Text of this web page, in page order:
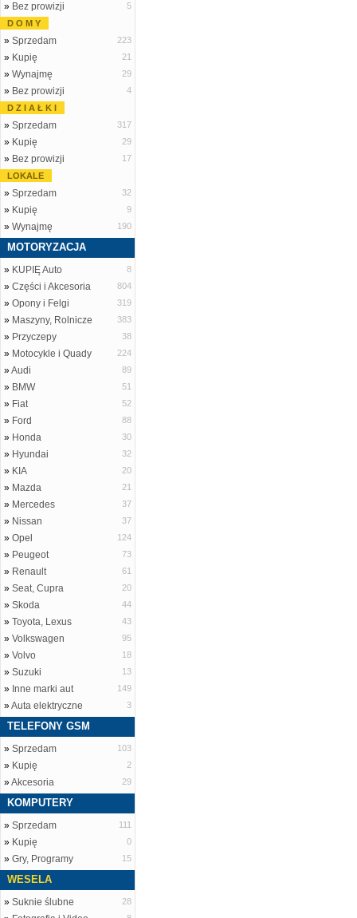
» Bez prowizji
5
D O M Y
» Sprzedam 223
» Kupię 21
» Wynajmę 29
» Bez prowizji
4
D Z I A Ł K I
» Sprzedam 317
» Kupię 29
» Bez prowizji
17
LOKALE
» Sprzedam 32
» Kupię 9
» Wynajmę 190
MOTORYZACJA
» KUPIĘ Auto 8
» Części i Akcesoria 804
» Opony i Felgi 319
» Maszyny, Rolnicze 383
» Przyczepy 38
» Motocykle i Quady 224
»Audi 89
» BMW 51
» Fiat 52
» Ford 88
» Honda 30
» Hyundai 32
» KIA 20
» Mazda 21
» Mercedes 37
» Nissan 37
» Opel 124
» Peugeot 73
» Renault 61
» Seat, Cupra 20
» Skoda 44
» Toyota, Lexus 43
» Volkswagen 95
» Volvo 18
» Suzuki 13
» Inne marki aut 149
»Auta elektryczne 3
TELEFONY GSM
» Sprzedam 103
» Kupię 2
»Akcesoria 29
KOMPUTERY
» Sprzedam 111
» Kupię 0
» Gry, Programy 15
WESELA
» Suknie ślubne 28